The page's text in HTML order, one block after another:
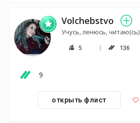
Volchebstvo
Учусь, ленюсь, читаю(сь)
5 136
9
открыть флист